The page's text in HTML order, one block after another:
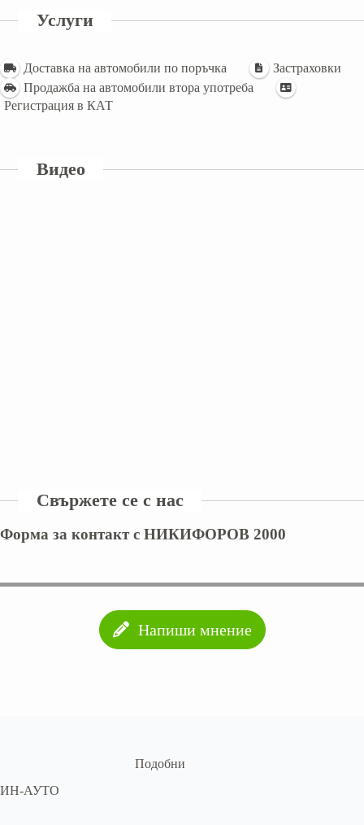
Услуги
Доставка на автомобили по поръчка
Застраховки
Продажба на автомобили втора употреба
Регистрация в КАТ
Видео
Свържете се с нас
Форма за контакт с НИКИФОРОВ 2000
Напиши мнение
Подобни
ИН-АУТО